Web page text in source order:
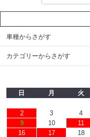
車種からさがす
カテゴリーからさがす
日
月 火
2
3 4
9
10 11
16
17 18